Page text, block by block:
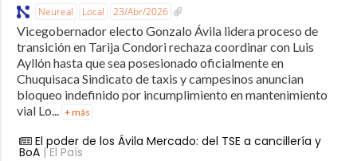
Neureal Local 23/Abr/2026
Vicegobernador electo Gonzalo Ávila lidera proceso de
transición en Tarija Condori rechaza coordinar con Luis
Ayllón hasta que sea posesionado oficialmente en
Chuquisaca Sindicato de taxis y campesinos anuncian
bloqueo indefinido por incumplimiento en mantenimiento
vial Lo... + más
El poder de los Ávila Mercado: del TSE a cancillería y
BoA| El País